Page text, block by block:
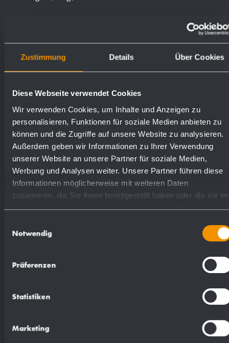
Zustimmung Details Über Cookies
Diese Webseite verwendet Cookies
Wir verwenden Cookies, um Inhalte und Anzeigen zu
personalisieren, Funktionen für soziale Medien anbieten zu
können und die Zugriffe auf unsere Website zu analysieren.
Außerdem geben wir Informationen zu Ihrer Verwendung
unserer Website an unsere Partner für soziale Medien,
Werbung und Analysen weiter. Unsere Partner führen diese
Informationen möglicherweise mit weiteren Daten
zusammen, die Sie ihnen bereitgestellt haben oder die sie im
Rahmen Ihrer Nutzung der Dienste gesammelt haben.
Notwendig
Präferenzen
Statistiken
Marketing
satin finished (standard) 727615
(coloured) plastic powder
- coating
728615
Suggested text for specifications:
Waste bin with wall rail in stainless steel
stainless steel housing; all corners fully welded,
out on the wall rail. Waste disposal from above